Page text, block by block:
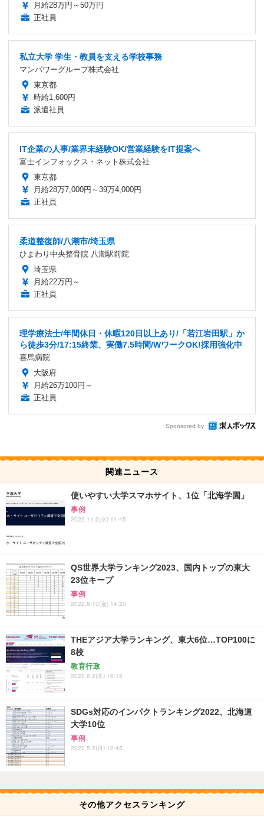
月給28万円～50万円
正社員
私立大学 学生・教員を支える学校事務
マンパワーグループ株式会社
東京都
時給1,600円
派遣社員
IT企業の人事/業界未経験OK/営業経験をIT提案へ
富士インフォックス・ネット株式会社
東京都
月給28万7,000円～39万4,000円
正社員
柔道整復師/八潮市/埼玉県
ひまわり中央整骨院 八潮駅前院
埼玉県
月給22万円～
正社員
理学療法士/年間休日・休暇120日以上あり/「若江岩田駅」か
ら徒歩3分/17:15終業、実働7.5時間/WワークOK!採用強化中
喜馬病院
大阪府
月給26万100円～
正社員
Sponsored by
関連ニュース
使いやすい大学スマホサイト、1位「北海学園」
事例
2022.11.2(水) 11:45
QS世界大学ランキング2023、国内トップの東大
23位キープ
事例
2022.6.10(金) 14:20
THEアジア大学ランキング、東大6位…TOP100に
8校
教育行政
2022.6.2(木) 16:15
SDGs対応のインパクトランキング2022、北海道
大学10位
事例
2022.5.2(月) 12:45
その他アクセスランキング